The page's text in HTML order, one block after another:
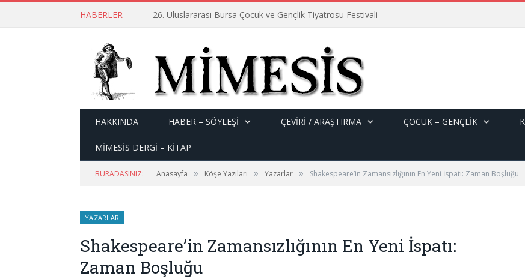
HABERLER 26. Uluslararası Bursa Çocuk ve Gençlik Tiyatrosu Festivali
HAKKINDA HABER – SÖYLEŞI ÇEVİRİ / ARAŞTIRMA ÇOCUK – GENÇLIK
MİMESİS DERGİ – KİTAP
BURADASINIZ: Anasayfa » Köşe Yazıları » Yazarlar » Shakespeare’in Zamansızlığının En Yeni İspatı: Zaman Boşluğu
YAZARLAR
Shakespeare’in Zamansızlığının En Yeni İspatı:
Zaman Boşluğu